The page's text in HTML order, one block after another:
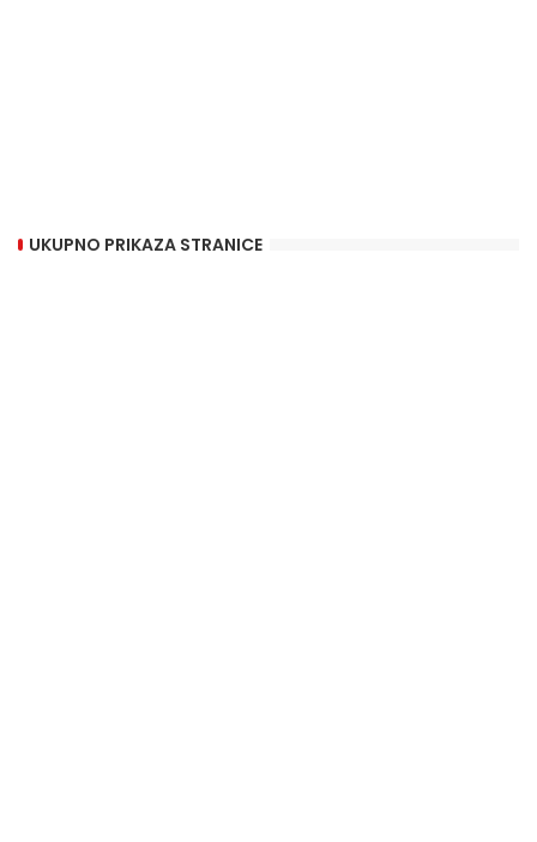
UKUPNO PRIKAZA STRANICE